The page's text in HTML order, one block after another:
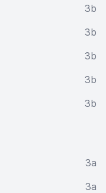
3b
3b
3b
3b
3b
3a
3a